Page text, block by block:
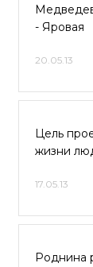
- Яровая
20.05.13
Цель
жизни
17.05.13
Роднина